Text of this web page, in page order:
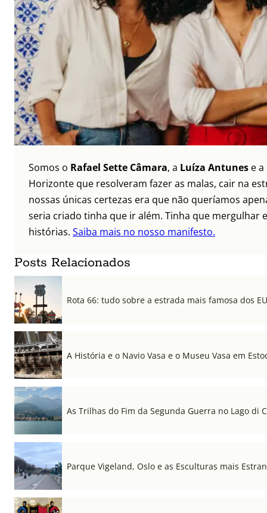
Somos o Rafael Sette Câmara, a Luíza Antunes e a
Horizonte que resolveram fazer as malas, cair na
nossas únicas certezas era que não queríamos
seria criado tinha que ir além. Tinha que mergulhar
histórias. Saiba mais no nosso manifesto.
Posts Relacionados
Rota 66: tudo sobre a estrada mais famosa dos
A História e o Navio Vasa e o Museu Vasa em
As Trilhas do Fim da Segunda Guerra no Lago di
Parque Vigeland, Oslo e as Esculturas mais